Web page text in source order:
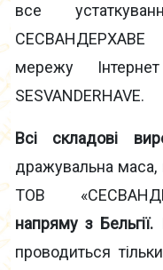
все
СЕСВАНДЕРХАВЕ
мережу
SESVANDERHAVE.
Всі складові
дражувальна маса,
ТОВ
напряму з Бельгії.
проводиться